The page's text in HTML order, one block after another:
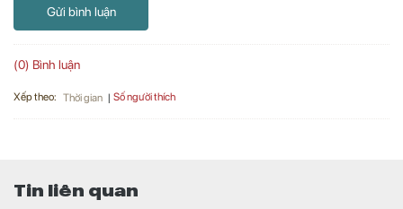
Gửi bình luận
(0) Bình luận
Xếp theo: Thời gian Số người thích
Tin liên quan